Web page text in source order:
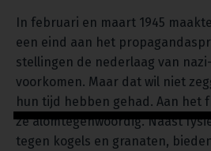
In februari en maart 1945
een eind aan het
stellingen de nederlaag van
voorkomen. Maar dat wil niet
hun tijd hebben gehad. Aan het
ze alomtegenwoordig. Naast
tegen kogels en granaten,